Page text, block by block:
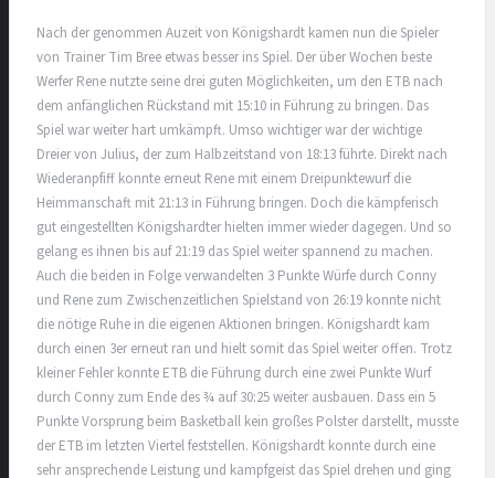
Nach der genommen Auzeit von Königshardt kamen nun die Spieler
von Trainer Tim Bree etwas besser ins Spiel. Der über Wochen beste
Werfer Rene nutzte seine drei guten Möglichkeiten, um den ETB nach
dem anfänglichen Rückstand mit 15:10 in Führung zu bringen. Das
Spiel war weiter hart umkämpft. Umso wichtiger war der wichtige
Dreier von Julius, der zum Halbzeitstand von 18:13 führte. Direkt nach
Wiederanpfiff konnte erneut Rene mit einem Dreipunktewurf die
Heimmanschaft mit 21:13 in Führung bringen. Doch die kämpferisch
gut eingestellten Königshardter hielten immer wieder dagegen. Und so
gelang es ihnen bis auf 21:19 das Spiel weiter spannend zu machen.
Auch die beiden in Folge verwandelten 3 Punkte Würfe durch Conny
und Rene zum Zwischenzeitlichen Spielstand von 26:19 konnte nicht
die nötige Ruhe in die eigenen Aktionen bringen. Königshardt kam
durch einen 3er erneut ran und hielt somit das Spiel weiter offen. Trotz
kleiner Fehler konnte ETB die Führung durch eine zwei Punkte Wurf
durch Conny zum Ende des ¾ auf 30:25 weiter ausbauen. Dass ein 5
Punkte Vorsprung beim Basketball kein großes Polster darstellt, musste
der ETB im letzten Viertel feststellen. Königshardt konnte durch eine
sehr ansprechende Leistung und kampfgeist das Spiel drehen und ging